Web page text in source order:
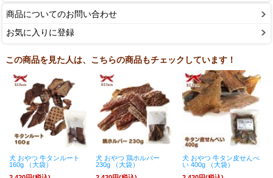
商品についてのお問い合わせ
お気に入りに登録
この商品を見た人は、こちらの商品もチェックしています！
犬 おやつ 牛タンルート
160g （大袋）
犬 おやつ 鶏ホルバー
230g （大袋）
犬 おやつ 牛タン皮せんべ
い 400g （大袋）